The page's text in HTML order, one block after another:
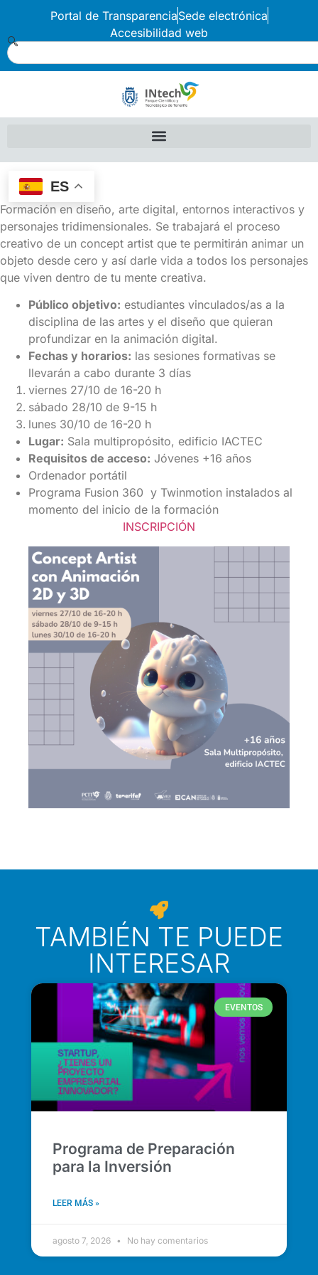
Portal de TransparenciaSede electrónica
Accesibilidad web
ES
Formación en diseño, arte digital, entornos interactivos y
personajes tridimensionales. ​Se trabajará el proceso
creativo de un concept artist que te permitirán animar un
objeto desde cero y así darle vida a todos los personajes
que viven dentro de tu mente creativa.
Público objetivo: estudiantes vinculados/as a la
disciplina de las artes y el diseño que quieran
profundizar en la animación digital.
Fechas y horarios: las sesiones formativas se
llevarán a cabo durante 3 días
viernes 27/10 de 16-20 h
sábado 28/10 de 9-15 h
lunes 30/10 de 16-20 h
Lugar: Sala multipropósito, edificio IACTEC
Requisitos de acceso: Jóvenes +16 años
Ordenador portátil
Programa Fusion 360 y Twinmotion instalados al
momento del inicio de la formación
INSCRIPCIÓN
TAMBIÉN TE PUEDE
INTERESAR
EVENTOS
Programa de Preparación
para la Inversión
LEER MÁS »
agosto 7, 2026 No hay comentarios